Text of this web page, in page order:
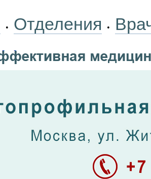
• Отделения •